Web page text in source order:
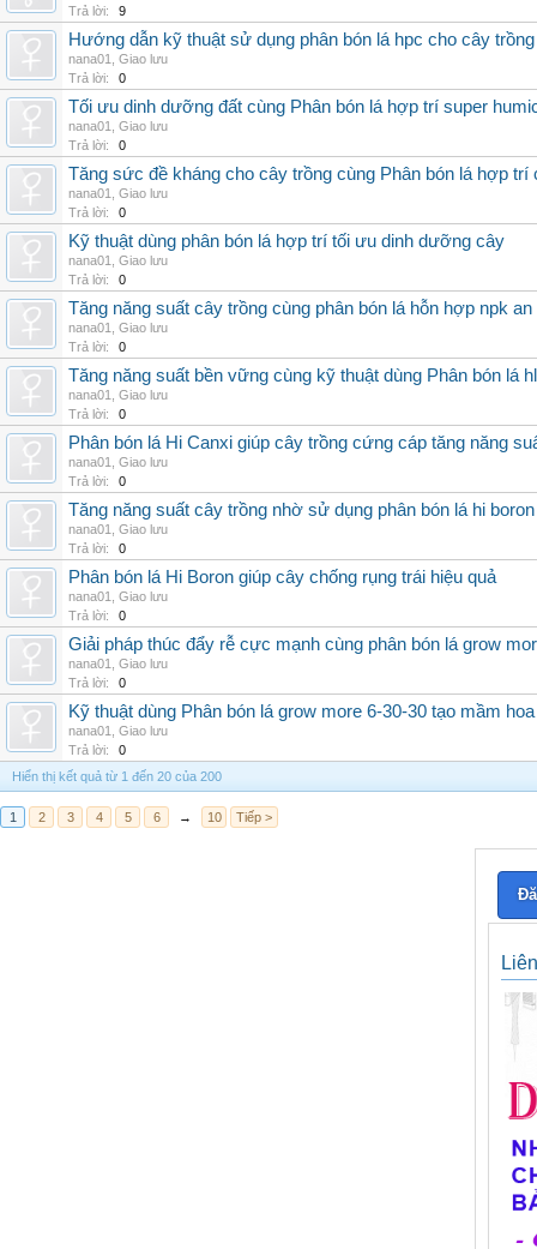
Trả lời:
9
Hướng dẫn kỹ thuật sử dụng phân bón lá hpc cho cây trồng
nana01
Giao lưu
Trả lời:
0
Tối ưu dinh dưỡng đất cùng Phân bón lá hợp trí super
nana01
Giao lưu
Trả lời:
0
Tăng sức đề kháng cho cây trồng cùng Phân bón lá hợp trí
nana01
Giao lưu
Trả lời:
0
Kỹ thuật dùng phân bón lá hợp trí tối ưu dinh dưỡng cây
nana01
Giao lưu
Trả lời:
0
Tăng năng suất cây trồng cùng phân bón lá hỗn hợp npk an
nana01
Giao lưu
Trả lời:
0
Tăng năng suất bền vững cùng kỹ thuật dùng Phân bón lá
nana01
Giao lưu
Trả lời:
0
Phân bón lá Hi Canxi giúp cây trồng cứng cáp tăng năng
nana01
Giao lưu
Trả lời:
0
Tăng năng suất cây trồng nhờ sử dụng phân bón lá hi
nana01
Giao lưu
Trả lời:
0
Phân bón lá Hi Boron giúp cây chống rụng trái hiệu quả
nana01
Giao lưu
Trả lời:
0
Giải pháp thúc đẩy rễ cực mạnh cùng phân bón lá grow
nana01
Giao lưu
Trả lời:
0
Kỹ thuật dùng Phân bón lá grow more 6-30-30 tạo mầm hoa
nana01
Giao lưu
Trả lời:
0
Hiển thị kết quả từ 1 đến 20 của 200
1 2 3 4 5 6 → 10 Tiếp >